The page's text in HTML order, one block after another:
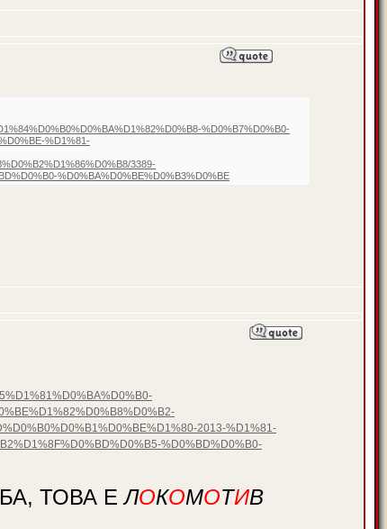
%D0%B7%D0%B0-
%D1%81-
3389-
%D0%BA%D0%BE%D0%B3%D0%BE
2013-%D1%81-
%D0%BD%D0%B0-
ТОВА ЕЛОКОМОТИВ